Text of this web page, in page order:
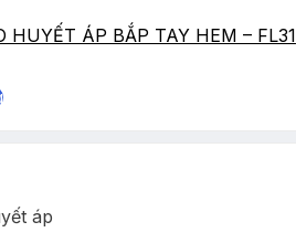
HUYẾT ÁP BẮP TAY HEM – FL31
áp